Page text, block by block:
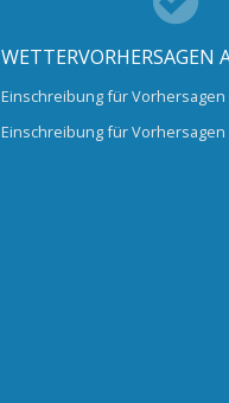
WETTERVORHERSAGEN
Einschreibung für Vorhersagen
Einschreibung für Vorhersagen